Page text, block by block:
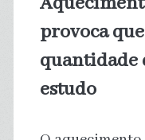
provoca
quantidade
estudo